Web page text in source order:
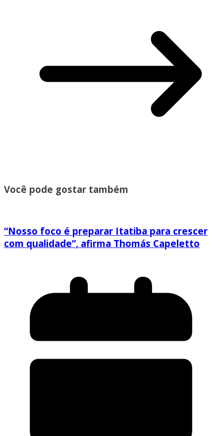
Você pode gostar também
“Nosso foco é preparar Itatiba para crescer
com qualidade”, afirma Thomás Capeletto